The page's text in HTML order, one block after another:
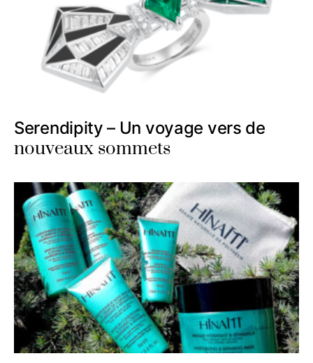
Serendipity – Un voyage vers de
nouveaux sommets